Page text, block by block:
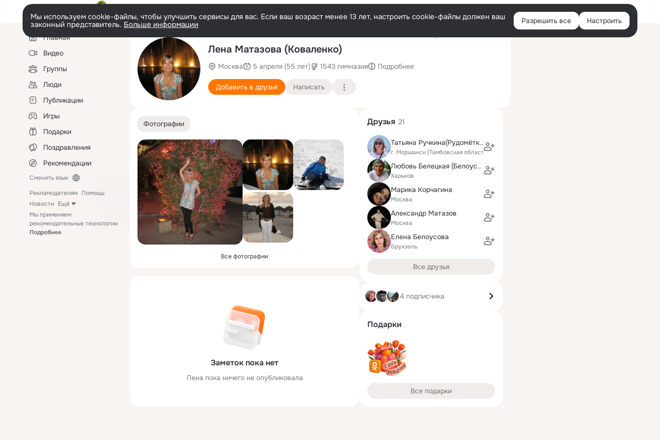
Войти
Мы используем cookie-файлы, чтобы улучшить сервисы для вас. Если ваш возраст менее 13 лет, настроить cookie-файлы должен ваш
законный представитель. Больше информации Разрешить все Настроить
Левая
колонкаГлавная
Видео
Группы
Люди
Публикации
Игры
Подарки
Поздравления
Рекомендации
Сменить язык
Рекламодателям Помощь
Новости Ещё
Мы применяем
рекомендательные технологии
Подробнее
Лена Матазова (Коваленко)
Москва 5 апреля (55 лет) 1543 гимназия Подробнее
Добавить в друзья Написать
Фотографии
Все фотографии
Заметок пока нет
Лена пока ничего не опубликовала
Друзья 21
Татьяна Ручкина(Рудомёткина)
г. Моршанск (Тамбовская область)
Любовь Белецкая (Белоусова)
Харьков
Марика Корчагина
Москва
Александр Матазов
Москва
Елена Белоусова
Брухзаль
Все друзья
4 подписчика
Подарки
Все подарки